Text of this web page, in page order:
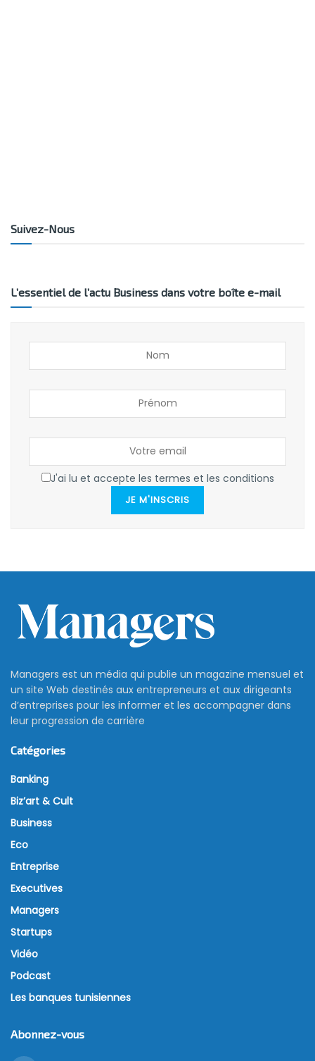
Suivez-Nous
L’essentiel de l’actu Business dans votre boîte e-mail
J'ai lu et accepte les termes et les conditions
JE M'INSCRIS
Managers est un média qui publie un magazine mensuel et
un site Web destinés aux entrepreneurs et aux dirigeants
d’entreprises pour les informer et les accompagner dans
leur progression de carrière
Catégories
Banking
Biz’art & Cult
Business
Eco
Entreprise
Executives
Managers
Startups
Vidéo
Podcast
Les banques tunisiennes
Abonnez-vous